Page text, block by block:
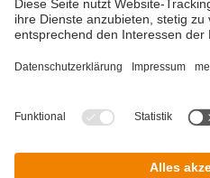
Richtlinien und
Bankensuche